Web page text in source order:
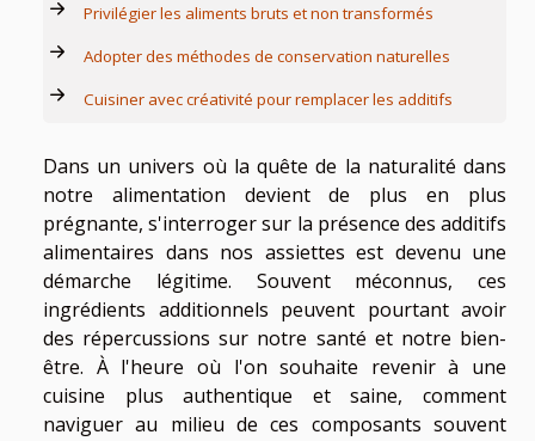
Privilégier les aliments bruts et non transformés
Adopter des méthodes de conservation naturelles
Cuisiner avec créativité pour remplacer les additifs
Dans un univers où la quête de la naturalité dans
notre alimentation devient de plus en plus
prégnante, s'interroger sur la présence des additifs
alimentaires dans nos assiettes est devenu une
démarche légitime. Souvent méconnus, ces
ingrédients additionnels peuvent pourtant avoir
des répercussions sur notre santé et notre bien-
être. À l'heure où l'on souhaite revenir à une
cuisine plus authentique et saine, comment
naviguer au milieu de ces composants souvent